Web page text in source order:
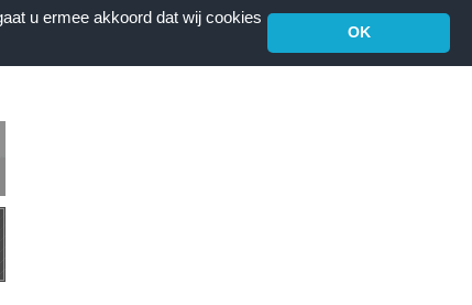
u ermee akkoord dat wij cookies
OK